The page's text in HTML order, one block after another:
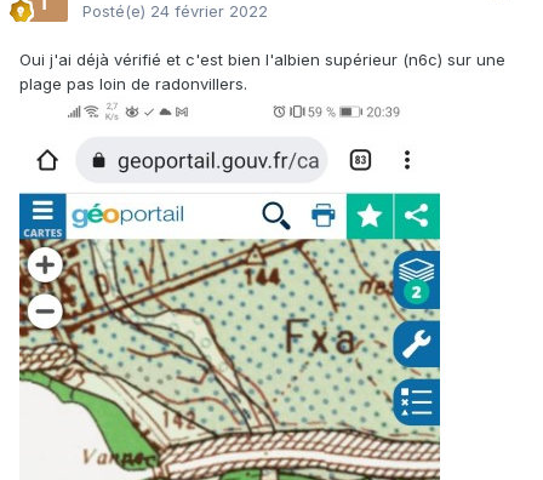
Posté(e) 24 février 2022
Oui j'ai déjà vérifié et c'est bien l'albien supérieur (n6c) sur une
plage pas loin de radonvillers.